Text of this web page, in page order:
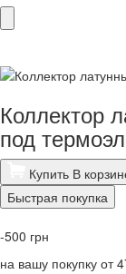
Коллектор
под
Купить В
Быстрая покупка
-500 грн
на вашу покупку от